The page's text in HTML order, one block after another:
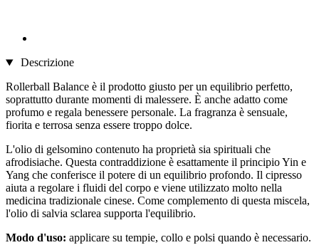
Descrizione
Rollerball Balance è il prodotto giusto per un equilibrio perfetto,
soprattutto durante momenti di malessere. È anche adatto come
profumo e regala benessere personale. La fragranza è sensuale,
fiorita e terrosa senza essere troppo dolce.
L'olio di gelsomino contenuto ha proprietà sia spirituali che
afrodisiache. Questa contraddizione è esattamente il principio Yin e
Yang che conferisce il potere di un equilibrio profondo. Il cipresso
aiuta a regolare i fluidi del corpo e viene utilizzato molto nella
medicina tradizionale cinese. Come complemento di questa miscela,
l'olio di salvia sclarea supporta l'equilibrio.
Modo d'uso: applicare su tempie, collo e polsi quando è necessario.